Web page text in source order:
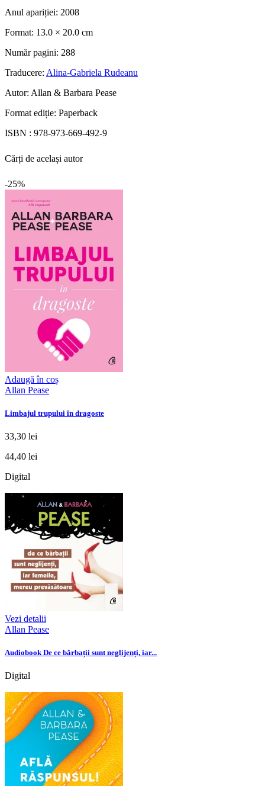
Anul apariției: 2008
Format: 13.0 × 20.0 cm
Număr pagini: 288
Traducere: Alina-Gabriela Rudeanu
Autor: Allan & Barbara Pease
Format ediție: Paperback
ISBN : 978-973-669-492-9
Cărți de același autor
-25%
Adaugă în coș
Allan Pease
Limbajul trupului în dragoste
33,30 lei
44,40 lei
Digital
Vezi detalii
Allan Pease
Audiobook De ce bărbații sunt neglijenți, iar...
Digital